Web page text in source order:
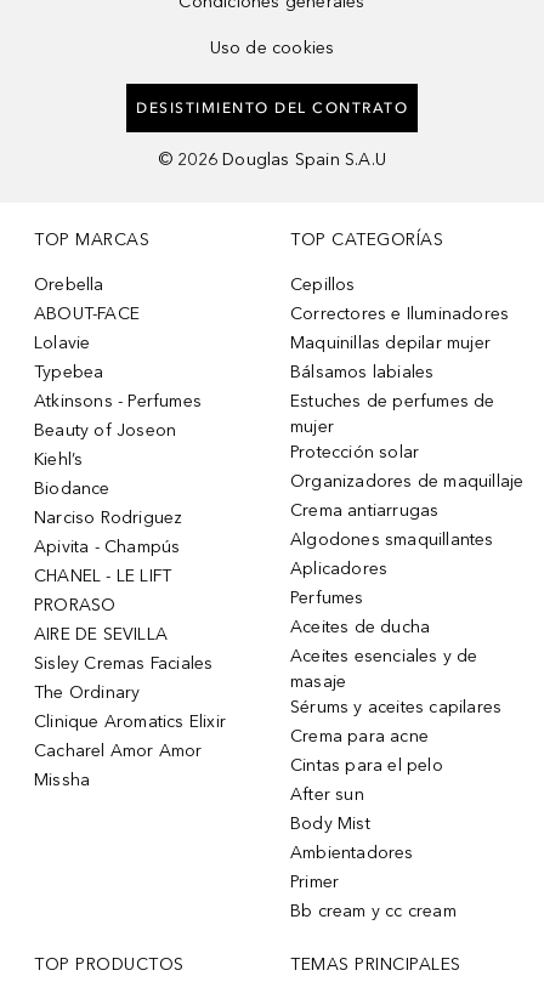
Uso de cookies
DESISTIMIENTO DEL CONTRATO
© 2026 Douglas Spain S.A.U
TOP MARCAS
Orebella
ABOUT-FACE
Lolavie
Typebea
Atkinsons - Perfumes
Beauty of Joseon
Kiehl’s
Biodance
Narciso Rodriguez
Apivita - Champús
CHANEL - LE LIFT
PRORASO
AIRE DE SEVILLA
Sisley Cremas Faciales
The Ordinary
Clinique Aromatics Elixir
Cacharel Amor Amor
Missha
TOP CATEGORÍAS
Cepillos
Correctores e Iluminadores
Maquinillas depilar mujer
Bálsamos labiales
Estuches de perfumes de
mujer
Protección solar
Organizadores de maquillaje
Crema antiarrugas
Algodones smaquillantes
Aplicadores
Perfumes
Aceites de ducha
Aceites esenciales y de
masaje
Sérums y aceites capilares
Crema para acne
Cintas para el pelo
After sun
Body Mist
Ambientadores
Primer
Bb cream y cc cream
TOP PRODUCTOS TEMAS PRINCIPALES